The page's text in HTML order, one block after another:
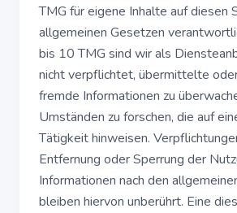
TMG für eigene Inhalte auf diesen
allgemeinen Gesetzen
bis 10 TMG sind wir als
nicht verpflichtet, übermittelte
fremde Informationen zu
Umständen zu forschen, die auf
Tätigkeit hinweisen.
Entfernung oder Sperrung der
Informationen nach den
bleiben hiervon unberührt. Eine